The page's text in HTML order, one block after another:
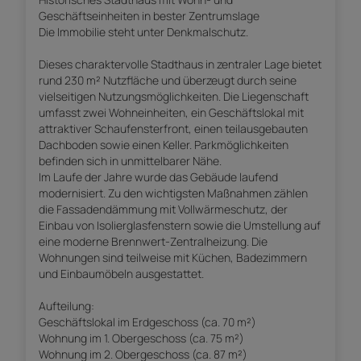
Geschäftseinheiten in bester Zentrumslage
Die Immobilie steht unter Denkmalschutz.
Dieses charaktervolle Stadthaus in zentraler Lage bietet
rund 230 m² Nutzfläche und überzeugt durch seine
vielseitigen Nutzungsmöglichkeiten. Die Liegenschaft
umfasst zwei Wohneinheiten, ein Geschäftslokal mit
attraktiver Schaufensterfront, einen teilausgebauten
Dachboden sowie einen Keller. Parkmöglichkeiten
befinden sich in unmittelbarer Nähe.
Im Laufe der Jahre wurde das Gebäude laufend
modernisiert. Zu den wichtigsten Maßnahmen zählen
die Fassadendämmung mit Vollwärmeschutz, der
Einbau von Isolierglasfenstern sowie die Umstellung auf
eine moderne Brennwert-Zentralheizung. Die
Wohnungen sind teilweise mit Küchen, Badezimmern
und Einbaumöbeln ausgestattet.
Aufteilung:
Geschäftslokal im Erdgeschoss (ca. 70 m²)
Wohnung im 1. Obergeschoss (ca. 75 m²)
Wohnung im 2. Obergeschoss (ca. 87 m²)